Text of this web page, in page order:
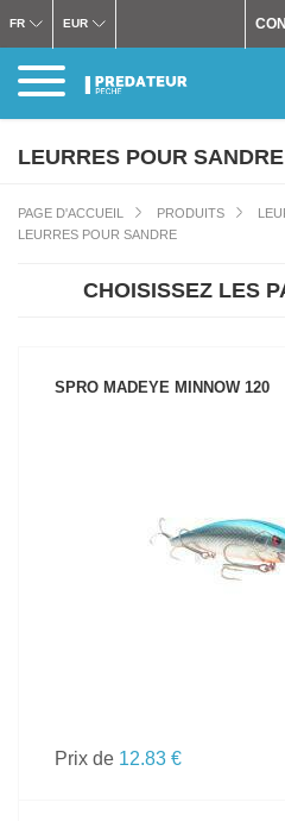
FR EUR
LEURRES POUR SANDRE
PAGE D'ACCUEIL PRODUITS
LEURRES POUR SANDRE
CHOISISSEZ LES
SPRO MADEYE MINNOW 120
Prix de 12.83 €